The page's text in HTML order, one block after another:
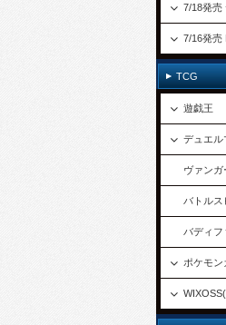
7/18発売
7/16発売
TCG
遊戯王
デュエル
ヴァンガ
バトルス
バディフ
ポケモン